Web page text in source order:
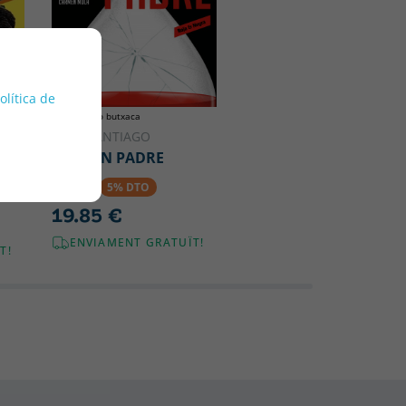
de
Tapa tova o butxaca
DÍAZ, SANTIAGO
EL BUEN PADRE
5% DTO
19.85 €
ENVIAMENT GRATUÏT!